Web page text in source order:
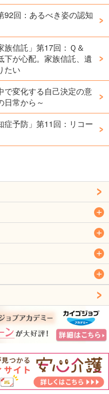
92回：あるべき姿の認知
信託」第17回：Ｑ＆
が心配。家族信託、遺
たい
で変化する自己決定の意
日常から～
症予防」第11回：リコー